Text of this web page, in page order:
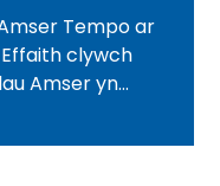
Tempo ar
clywch
Amser yn